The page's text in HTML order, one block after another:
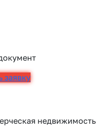
заявку
недвижимость